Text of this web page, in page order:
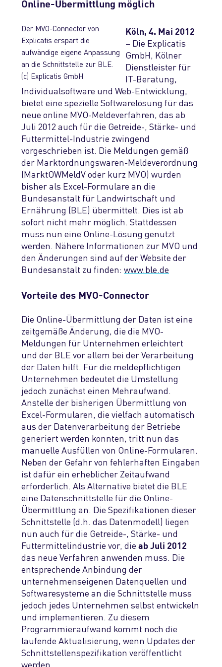
Online-Übermittlung möglich
Der MVO-Connector von
Explicatis erspart die
aufwändige eigene Anpassung
an die Schnittstelle zur BLE.
(c) Explicatis GmbH
Köln, 4. Mai 2012
– Die Explicatis
GmbH, Kölner
Dienstleister für
IT-Beratung,
Individualsoftware und Web-Entwicklung,
bietet eine spezielle Softwarelösung für das
neue online MVO-Meldeverfahren, das ab
Juli 2012 auch für die Getreide-, Stärke- und
Futtermittel-Industrie zwingend
vorgeschrieben ist. Die Meldungen gemäß
der Marktordnungswaren-Meldeverordnung
(MarktOWMeldV oder kurz MVO) wurden
bisher als Excel-Formulare an die
Bundesanstalt für Landwirtschaft und
Ernährung (BLE) übermittelt. Dies ist ab
sofort nicht mehr möglich. Stattdessen
muss nun eine Online-Lösung genutzt
werden. Nähere Informationen zur MVO und
den Änderungen sind auf der Website der
Bundesanstalt zu finden: www.ble.de
Vorteile des MVO-Connector
Die Online-Übermittlung der Daten ist eine
zeitgemäße Änderung, die die MVO-
Meldungen für Unternehmen erleichtert
und der BLE vor allem bei der Verarbeitung
der Daten hilft. Für die meldepflichtigen
Unternehmen bedeutet die Umstellung
jedoch zunächst einen Mehraufwand.
Anstelle der bisherigen Übermittlung von
Excel-Formularen, die vielfach automatisch
aus der Datenverarbeitung der Betriebe
generiert werden konnten, tritt nun das
manuelle Ausfüllen von Online-Formularen.
Neben der Gefahr von fehlerhaften Eingaben
ist dafür ein erheblicher Zeitaufwand
erforderlich. Als Alternative bietet die BLE
eine Datenschnittstelle für die Online-
Übermittlung an. Die Spezifikationen dieser
Schnittstelle (d.h. das Datenmodell) liegen
nun auch für die Getreide-, Stärke- und
Futtermittelindustrie vor, die ab Juli 2012
das neue Verfahren anwenden muss. Die
entsprechende Anbindung der
unternehmenseigenen Datenquellen und
Softwaresysteme an die Schnittstelle muss
jedoch jedes Unternehmen selbst entwickeln
und implementieren. Zu diesem
Programmieraufwand kommt noch die
laufende Aktualisierung, wenn Updates der
Schnittstellenspezifikation veröffentlicht
werden.